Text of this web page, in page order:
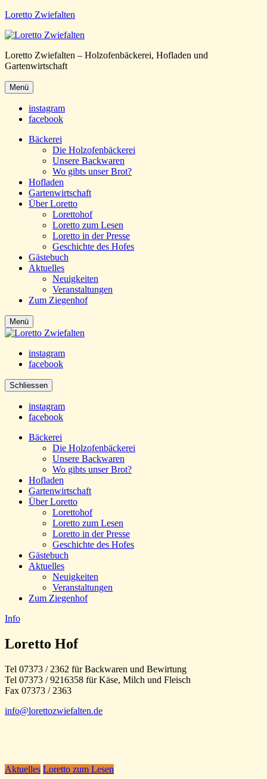
Loretto Zwiefalten
Loretto Zwiefalten – Holzofenbäckerei, Hofladen und
Gartenwirtschaft
Menü
instagram
facebook
Bäckerei
Die Holzofenbäckerei
Unsere Backwaren
Wo gibts unser Brot?
Hofladen
Gartenwirtschaft
Über Loretto
Lorettohof
Loretto zum Lesen
Loretto in der Presse
Geschichte des Hofes
Gästebuch
Aktuelles
Neuigkeiten
Veranstaltungen
Zum Ziegenhof
Menü
instagram
facebook
Schliessen
instagram
facebook
Bäckerei
Die Holzofenbäckerei
Unsere Backwaren
Wo gibts unser Brot?
Hofladen
Gartenwirtschaft
Über Loretto
Lorettohof
Loretto zum Lesen
Loretto in der Presse
Geschichte des Hofes
Gästebuch
Aktuelles
Neuigkeiten
Veranstaltungen
Zum Ziegenhof
Info
Loretto Hof
Tel 07373 / 2362 für Backwaren und Bewirtung
Tel 07373 / 9216358 für Käse, Milch und Fleisch
Fax 07373 / 2363
info@lorettozwiefalten.de
Aktuelles Loretto zum Lesen